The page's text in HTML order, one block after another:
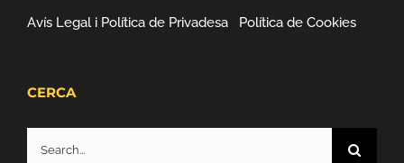
Avís Legal i Política de Privadesa Política de Cookies
CERCA
Search